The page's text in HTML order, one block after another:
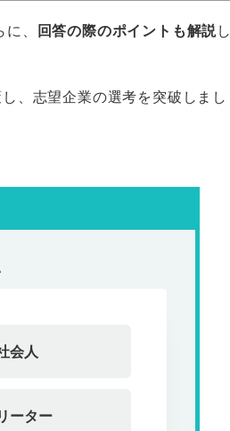
、 回答の際のポイントも解説し
、志望企業の選考を突破しまし
会人
ーター